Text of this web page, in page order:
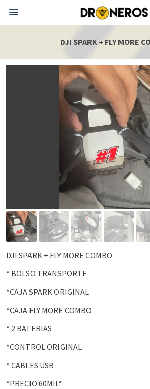
DJI SPARK + FLY MORE
DJI SPARK + FLY MORE COMBO
* BOLSO TRANSPORTE
*CAJA SPARK ORIGINAL
*CAJA FLY MORE COMBO
* 2 BATERIAS
*CONTROL ORIGINAL
* CABLES USB
*PRECIO 60MIL*